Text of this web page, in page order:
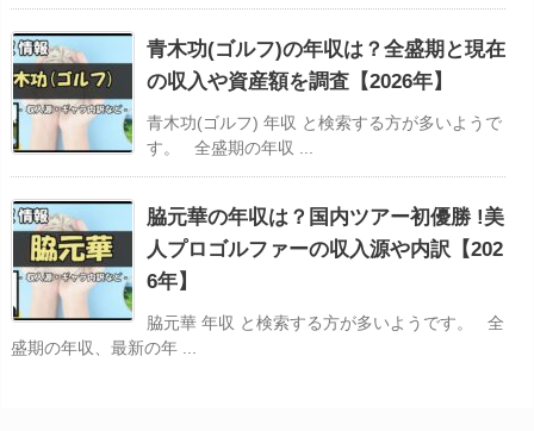
青木功(ゴルフ)の年収は？全盛期と現在
の収入や資産額を調査【2026年】
青木功(ゴルフ) 年収 と検索する方が多いようで
す。 全盛期の年収 ...
脇元華の年収は？国内ツアー初優勝 !美
人プロゴルファーの収入源や内訳【202
6年】
脇元華 年収 と検索する方が多いようです。 全
盛期の年収、最新の年 ...